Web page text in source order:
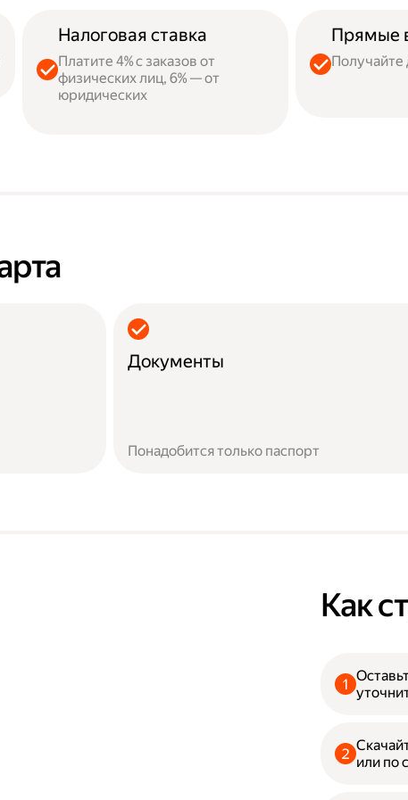
Налоговая ставка
Платите 4% с заказов от
физических лиц, 6% — от
юридических
Прямые
Получайте
Документы
Понадобится только паспорт
Как
или по